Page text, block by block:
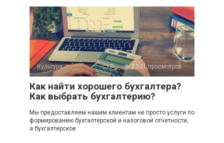
Культура 0 3 521 просмотров
Как найти хорошего бухгалтера?
Как выбрать бухгалтерию?
Мы предоставляем нашим клиентам не просто услуги по
формированию бухгалтерской и налоговой отчетности,
а бухгалтерское